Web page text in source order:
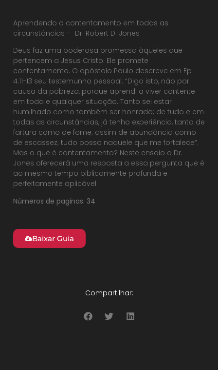
Aprendendo o contentamento em todas as
circunstâncias – Dr. Robert D. Jones
Deus faz uma poderosa promessa àqueles que
pertencem a Jesus Cristo. Ele promete
contentamento. O apóstolo Paulo descreve em Fp
4.11-13 seu testemunho pessoal: “Digo isto, não por
causa da pobreza, porque aprendi a viver contente
em toda e qualquer situação. Tanto sei estar
humilhado como também ser honrado; de tudo e em
todas as circunstâncias, já tenho experiência, tanto de
fartura como de fome; assim de abundância como
de escassez; tudo posso naquele que me fortalece”.
Mas o que é contentamento? Neste ensaio o Dr.
Jones oferecerá uma resposta a essa pergunta que é
ao mesmo tempo biblicamente profunda e
perfeitamente aplicável.
Números de paginas: 34
Baixar Guia
Compartilhar: